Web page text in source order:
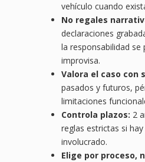
vehículo cuando
No regales
declaraciones
la responsabilidad se
improvisa.
Valora el caso con
pasados y futuros,
limitaciones
Controla plazos: 2
reglas estrictas si
involucrado.
Elige por proceso,